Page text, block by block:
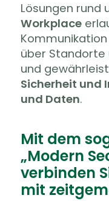
Lösungen rund
Workplace
über
und
Sicherheit und
und Daten.
Mit dem
„Modern
verbinden
mit